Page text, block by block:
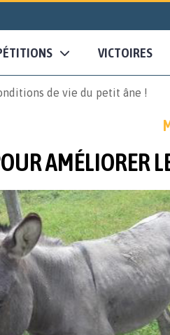
VICTOIRES
de vie du petit âne !
AMÉLIORER